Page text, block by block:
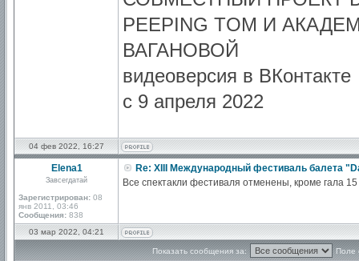
PEEPING TOM И
ВАГАНОВОЙ
видеоверсия в ВКонтакте
с 9 апреля 2022
04 фев 2022, 16:27
Elena1
Завсегдатай
Зарегистрирован: 08
янв 2011, 03:46
Сообщения: 838
Re: XIII Международный фестиваль балета
Все спектакли фестиваля отменены, кроме гала
03 мар 2022, 04:21
Показать сообщения за: Поле